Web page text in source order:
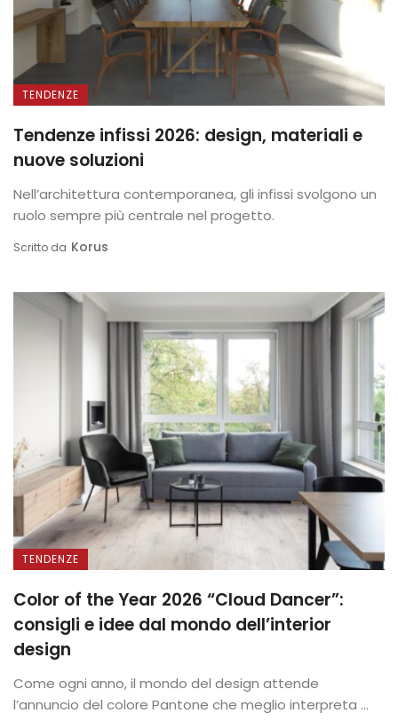
TENDENZE
Tendenze infissi 2026: design, materiali e
nuove soluzioni
Nell’architettura contemporanea, gli infissi svolgono un
ruolo sempre più centrale nel progetto.
Scritto da Korus
TENDENZE
Color of the Year 2026 “Cloud Dancer”:
consigli e idee dal mondo dell’interior
design
Come ogni anno, il mondo del design attende
l’annuncio del colore Pantone che meglio interpreta ...